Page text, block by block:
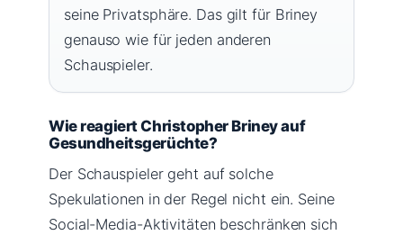
seine Privatsphäre. Das gilt für Briney
genauso wie für jeden anderen
Schauspieler.
Wie reagiert Christopher Briney auf
Gesundheitsgerüchte?
Der Schauspieler geht auf solche
Spekulationen in der Regel nicht ein. Seine
Social-Media-Aktivitäten beschränken sich